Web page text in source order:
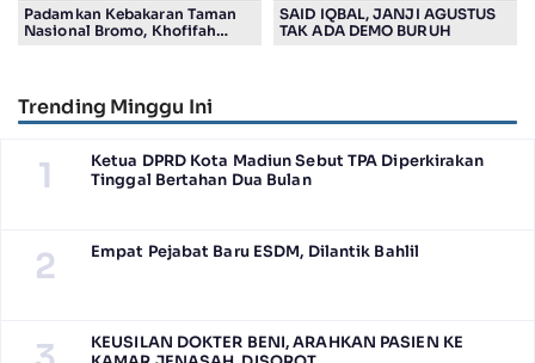
Padamkan Kebakaran Taman
Nasional Bromo, Khofifah
SAID IQBAL, JANJI AGUSTUS
TAK ADA DEMO BURUH
Trending Minggu Ini
1
Ketua DPRD Kota Madiun Sebut TPA Diperkirakan
Tinggal Bertahan Dua Bulan
2 Empat Pejabat Baru ESDM, Dilantik Bahlil
KEUSILAN DOKTER BENI, ARAHKAN PASIEN KE